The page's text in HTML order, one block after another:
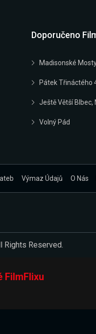
Doporučeno
Madisonské
Pátek Třináctého
Ještě Větší Blbec,
Volný Pád
Výmaz Údajů O Nás
Reserved.
FilmFlixu